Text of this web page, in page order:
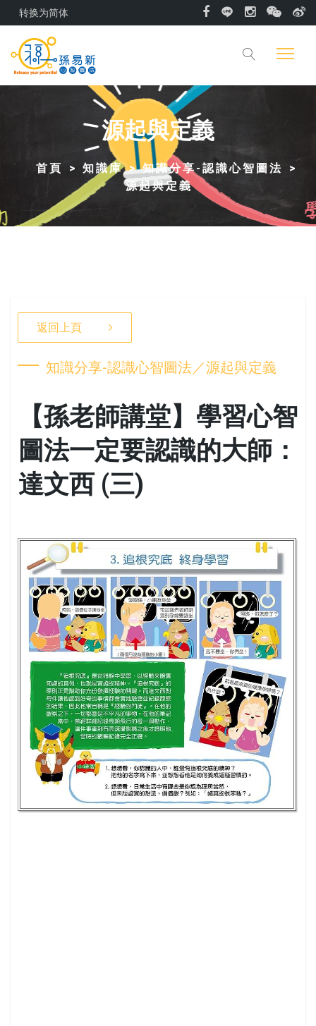
转换为简体
源起與定義
首頁 知識庫
知識分享-認識心智圖法
源起與定義
返回上頁
知識分享-認識心智圖法／源起與定義
【孫老師講堂】學習心智
圖法一定要認識的大師：
達文西 (三)